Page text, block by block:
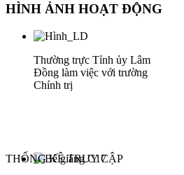
HÌNH ẢNH HOẠT ĐỘNG
Thường trực Tỉnh ủy Lâm
Đồng làm việc với trường
Chính trị
THỐNG KÊ TRUY CẬP